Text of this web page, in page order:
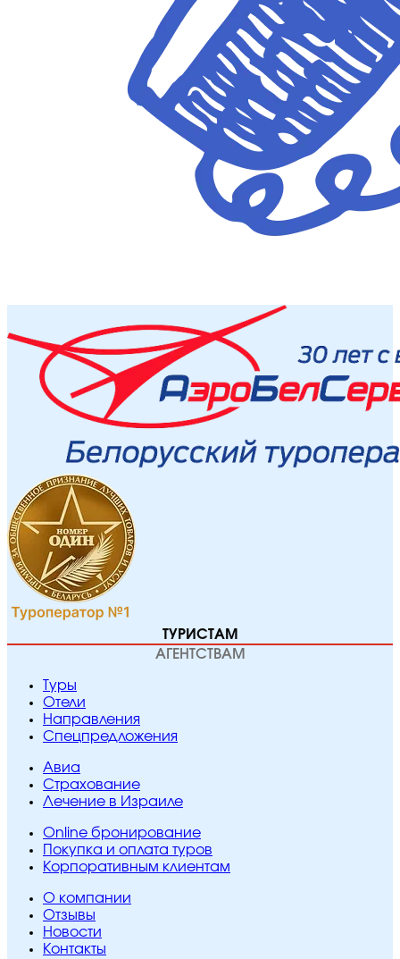
ТУРИСТАМ
АГЕНТСТВАМ
Туры
Отели
Направления
Спецпредложения
Авиа
Страхование
Лечение в Израиле
Online бронирование
Покупка и оплата туров
Корпоративным клиентам
O компании
Отзывы
Новости
Контакты